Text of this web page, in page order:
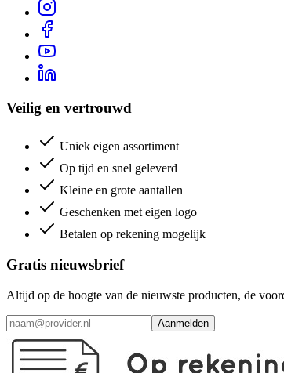
Veilig en vertrouwd
Uniek eigen assortiment
Op tijd en snel geleverd
Kleine en grote aantallen
Geschenken met eigen logo
Betalen op rekening mogelijk
Gratis nieuwsbrief
Altijd op de hoogte van de nieuwste producten, de
Aanmelden